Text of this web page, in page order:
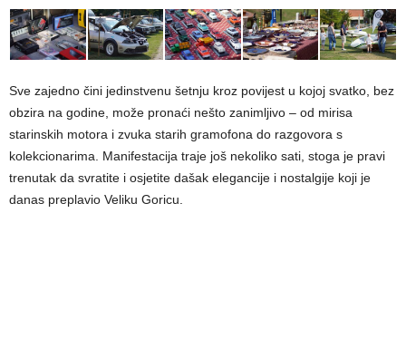
Sve zajedno čini jedinstvenu šetnju kroz povijest u kojoj svatko, bez
obzira na godine, može pronaći nešto zanimljivo – od mirisa
starinskih motora i zvuka starih gramofona do razgovora s
kolekcionarima. Manifestacija traje još nekoliko sati, stoga je pravi
trenutak da svratite i osjetite dašak elegancije i nostalgije koji je
danas preplavio Veliku Goricu.